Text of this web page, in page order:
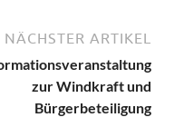
NÄCHSTER ARTIKEL
zur Windkraft und
Bürgerbeteiligung